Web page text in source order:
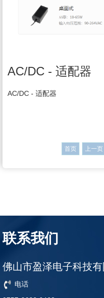
AC/DC - 适配器
AC/DC - 适配器
首页 上一页
联系我们
佛山市盈泽电子科技有
电话